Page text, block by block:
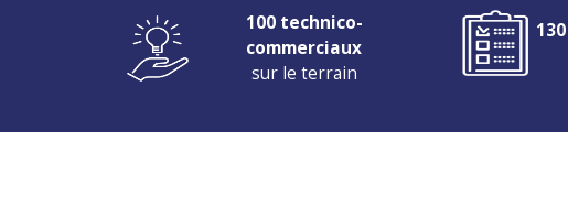
100 technico-
commerciaux
sur le terrain